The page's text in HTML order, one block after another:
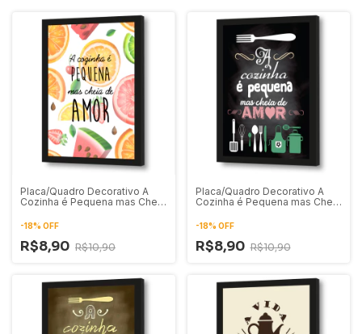
Placa/Quadro Decorativo A
Cozinha é Pequena mas Cheia
-18% OFF
R$8,90 R$10,90
Placa/Quadro Decorativo A
Cozinha é Pequena mas Cheia
-18% OFF
R$8,90 R$10,90